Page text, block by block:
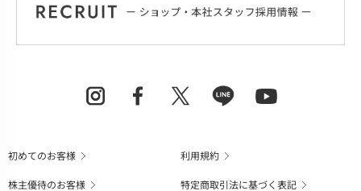
初めてのお客様
利用規約
株主優待のお客様
特定商取引法に基づく表記